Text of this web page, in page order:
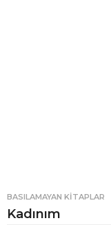
BASILAMAYAN KITAPLAR
Kadınım